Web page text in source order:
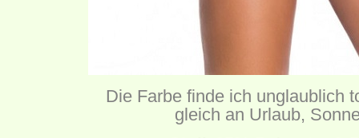
Die Farbe finde ich unglaublich
gleich an Urlaub,